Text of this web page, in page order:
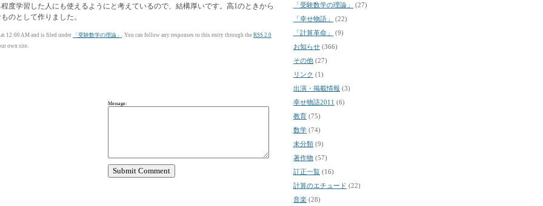
度学習した人にも使えるようにと考えているので、結構厚いです。高1のときから
のとして作りました。
12:00 AM and is filed under 「受験数学の理論」 . You can follow any responses to this entry through the RSS 2.0
own site.
Message:
「受験数学の理論」
(27)
「幸せ物語」
(22)
「計算革命」
(9)
お知らせ (366)
その他 (27)
リンク (1)
出演・掲載情報 (3)
幸せ物語2011 (6)
教育 (75)
数学 (74)
未分類 (9)
著作物 (57)
訂正一覧 (16)
計算のエチュード (22)
音楽 (28)